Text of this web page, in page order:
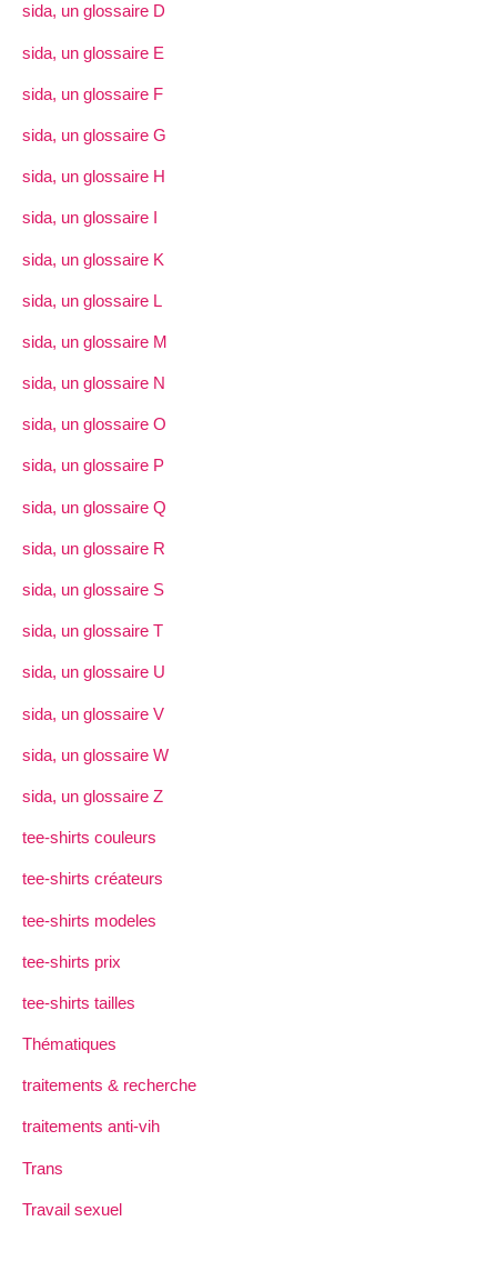
sida, un glossaire D
sida, un glossaire E
sida, un glossaire F
sida, un glossaire G
sida, un glossaire H
sida, un glossaire I
sida, un glossaire K
sida, un glossaire L
sida, un glossaire M
sida, un glossaire N
sida, un glossaire O
sida, un glossaire P
sida, un glossaire Q
sida, un glossaire R
sida, un glossaire S
sida, un glossaire T
sida, un glossaire U
sida, un glossaire V
sida, un glossaire W
sida, un glossaire Z
tee-shirts couleurs
tee-shirts créateurs
tee-shirts modeles
tee-shirts prix
tee-shirts tailles
Thématiques
traitements & recherche
traitements anti-vih
Trans
Travail sexuel